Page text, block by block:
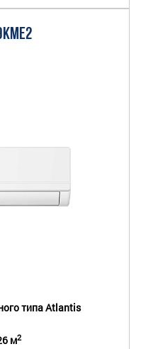
типа Atlantis
м2